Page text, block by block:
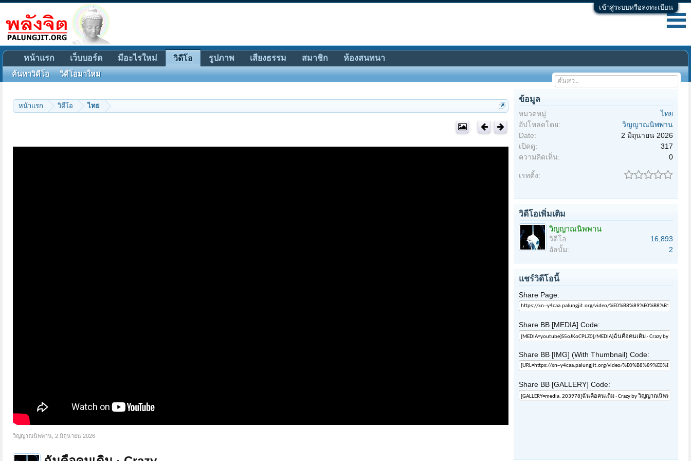
เข้าสู่ระบบหรือลงทะเบียน
หน้าแรก วิดีโอ ไทย
วิญญาณนิพพาน 2 มิถุนายน 2026
ข้อมูล
หมวดหมู่:
ไทย
อัปโหลดโดย:
วิญญาณนิพพาน
Date:
2 มิถุนายน 2026
เปิดดู:
317
ความคิดเห็น:
0
เรทติ้ง:
วิดีโอเพิ่มเติม
วิญญาณนิพพาน
วิดีโอ:
16,893
อัลบั้ม:
2
แชร์วิดีโอนี้
Share Page:
Share BB [MEDIA] Code:
Share BB [IMG] (With Thumbnail) Code:
Share BB [GALLERY] Code:
หน้าแรก เว็บบอร์ด มีอะไรใหม่ วิดีโอ
ค้นหาวิดีโอ วิดีโอมาใหม่
รูปภาพ เสียงธรรม สมาชิก ห้องสนทนา